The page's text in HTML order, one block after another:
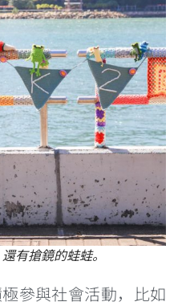
有搶鏡的蛙蛙。
參與社會活動，比如